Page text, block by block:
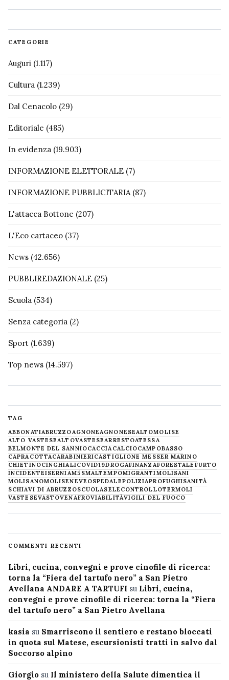
CATEGORIE
Auguri (1.117)
Cultura (1.239)
Dal Cenacolo (29)
Editoriale (485)
In evidenza (19.903)
INFORMAZIONE ELETTORALE (7)
INFORMAZIONE PUBBLICITARIA(87)
L'attacca Bottone (207)
L'Eco cartaceo (37)
News (42.656)
PUBBLIREDAZIONALE (25)
Scuola (534)
Senza categoria (2)
Sport (1.639)
Top news (14.597)
TAG
ABBONATIABRUZZOAGNONEAGNONESEALTOMOLISE
ALTO VASTESEALTOVASTESEARRESTOATESSA
BELMONTE DEL SANNIOCACCIACALCIOCAMPOBASSO
CAPRACOTTACARABINIERICASTIGLIONE MESSER MARINO
CHIETINOCINGHIALICOVID19DROGAFINANZAFORESTALE FURTO
INCIDENTEISERNIAM5SMALTEMPOMIGRANTIMOLISANI
MOLISANOMOLISENEVE OSPEDALEPOLIZIAPROFUGHISANITÀ
SCHIAVI DI ABRUZZOSCUOLASELECONTROLLOTERMOLI
VASTESEVASTOVENAFROVIABILITÀVIGILI DEL FUOCO
COMMENTI RECENTI
Libri, cucina, convegni e prove cinofile di ricerca:
torna la “Fiera del tartufo nero” a San Pietro
Avellana ANDARE A TARTUFI su Libri, cucina,
convegni e prove cinofile di ricerca: torna la “Fiera
del tartufo nero” a San Pietro Avellana
kasia su Smarriscono il sentiero e restano bloccati
in quota sul Matese, escursionisti tratti in salvo dal
Soccorso alpino
Giorgio su Il ministero della Salute dimentica il